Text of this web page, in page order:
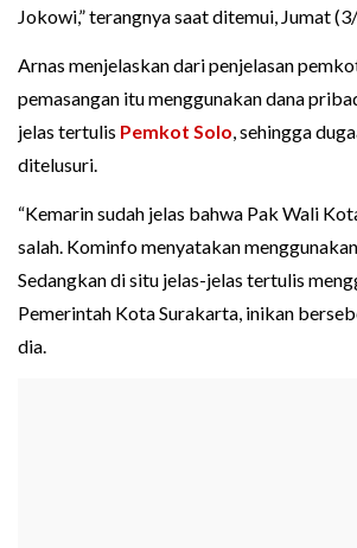
Jokowi,” terangnya saat ditemui, Jumat
Arnas menjelaskan dari penjelasan
pemasangan itu menggunakan dana
jelas tertulis Pemkot Solo, sehingga
ditelusuri.
“Kemarin sudah jelas bahwa Pak Wali
salah. Kominfo menyatakan
Sedangkan di situ jelas-jelas tertulis
Pemerintah Kota Surakarta, inikan
dia.